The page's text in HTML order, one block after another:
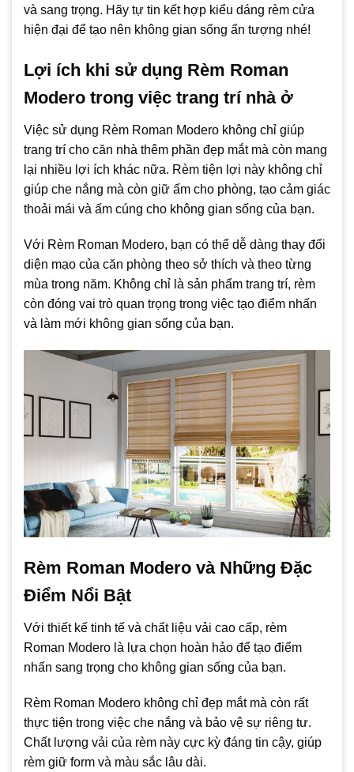
và sang trọng. Hãy tự tin kết hợp kiểu dáng rèm cửa
hiện đại để tạo nên không gian sống ấn tượng nhé!
Lợi ích khi sử dụng Rèm Roman
Modero trong việc trang trí nhà ở
Việc sử dụng Rèm Roman Modero không chỉ giúp
trang trí cho căn nhà thêm phần đẹp mắt mà còn mang
lại nhiều lợi ích khác nữa. Rèm tiện lợi này không chỉ
giúp che nắng mà còn giữ ấm cho phòng, tạo cảm giác
thoải mái và ấm cúng cho không gian sống của bạn.
Với Rèm Roman Modero, bạn có thể dễ dàng thay đổi
diện mạo của căn phòng theo sở thích và theo từng
mùa trong năm. Không chỉ là sản phẩm trang trí, rèm
còn đóng vai trò quan trọng trong việc tạo điểm nhấn
và làm mới không gian sống của bạn.
Rèm Roman Modero và Những Đặc
Điểm Nổi Bật
Với thiết kế tinh tế và chất liệu vải cao cấp, rèm
Roman Modero là lựa chọn hoàn hảo để tạo điểm
nhấn sang trọng cho không gian sống của bạn.
Rèm Roman Modero không chỉ đẹp mắt mà còn rất
thực tiện trong việc che nắng và bảo vệ sự riêng tư.
Chất lượng vải của rèm này cực kỳ đáng tin cậy, giúp
rèm giữ form và màu sắc lâu dài.